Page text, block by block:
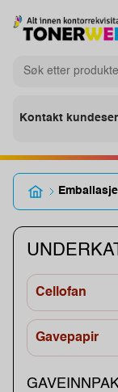
Kontakt
Cellofan
Gavepapir